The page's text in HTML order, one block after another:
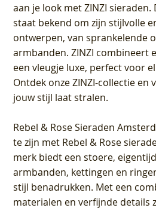
aan je look met ZINZI
staat bekend om zijn stijlvolle
ontwerpen, van sprankelende
armbanden. ZINZI combineert
een vleugje luxe, perfect voor
Ontdek onze ZINZI-collectie en
jouw stijl laat stralen.
Rebel & Rose Sieraden
te zijn met Rebel & Rose
merk biedt een stoere,
armbanden, kettingen en
stijl benadrukken. Met een
materialen en verfijnde details